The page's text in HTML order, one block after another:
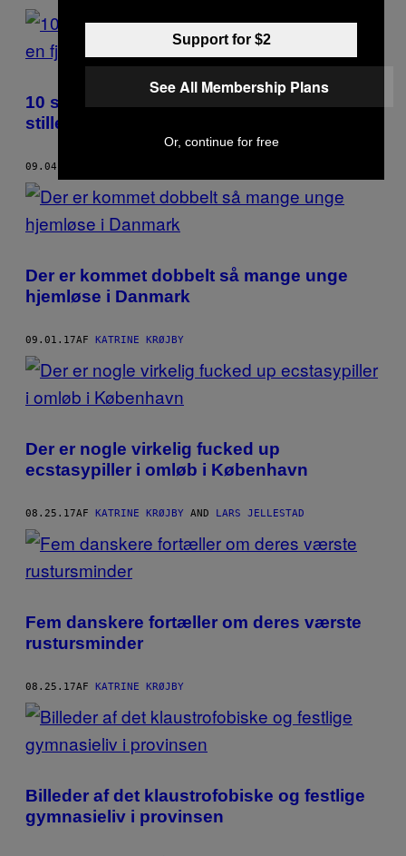
10 spørgsmål du altid har haft lyst til at
stille en fjærtoman
09.04.17
Der er kommet dobbelt så mange unge
hjemløse i Danmark
09.01.17AF KATRINE KRØJBY
Der er nogle virkelig fucked up
ecstasypiller i omløb i København
08.25.17AF KATRINE KRØJBY AND LARS JELLESTAD
Fem danskere fortæller om deres værste
rustursminder
08.25.17AF KATRINE KRØJBY
Billeder af det klaustrofobiske og festlige
gymnasieliv i provinsen
Support for $2
See All Membership Plans
Or, continue for free